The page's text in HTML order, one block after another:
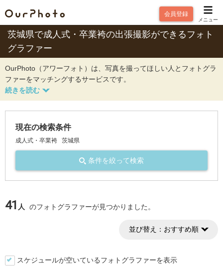
会員登録
メニュー
茨城県で成人式・卒業袴の出張撮影ができるフォト
グラファー
OurPhoto（アワーフォト）は、写真を撮ってほしい人とフォトグラ
ファーをマッチングするサービスです。
現在の検索条件
成人式・卒業袴 茨城県
条件を絞って検索
41 人 のフォトグラファーが見つかりました。
並び替え： おすすめ順
スケジュールが空いているフォトグラファーを表示